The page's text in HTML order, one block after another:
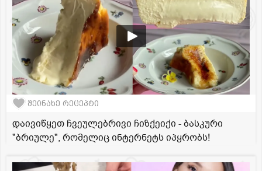
შეინახე რეცეპტი
დაივიწყეთ ჩვეულებრივი ჩიზქეიქი - ბასკური
"ბრიულე", რომელიც ინტერნეტს იპყრობს!